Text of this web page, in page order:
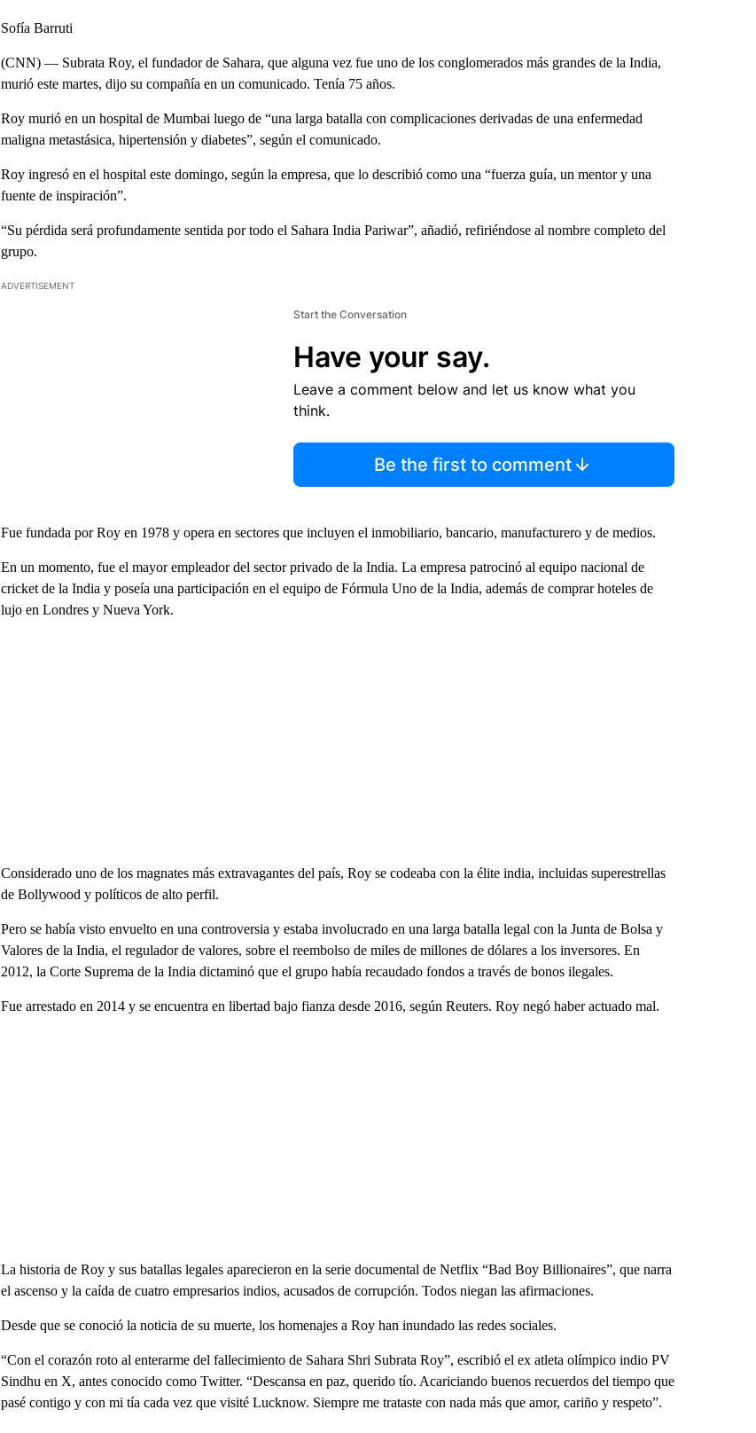
Sofía Barruti
(CNN) — Subrata Roy, el fundador de Sahara, que alguna vez fue uno de los conglomerados más grandes de la India,
murió este martes, dijo su compañía en un comunicado. Tenía 75 años.
Roy murió en un hospital de Mumbai luego de “una larga batalla con complicaciones derivadas de una enfermedad
maligna metastásica, hipertensión y diabetes”, según el comunicado.
Roy ingresó en el hospital este domingo, según la empresa, que lo describió como una “fuerza guía, un mentor y una
fuente de inspiración”.
“Su pérdida será profundamente sentida por todo el Sahara India Pariwar”, añadió, refiriéndose al nombre completo del
grupo.
ADVERTISEMENT
Start the Conversation
Have your say.
Leave a comment below and let us know what you
think.
Be the first to comment
Fue fundada por Roy en 1978 y opera en sectores que incluyen el inmobiliario, bancario, manufacturero y de medios.
En un momento, fue el mayor empleador del sector privado de la India. La empresa patrocinó al equipo nacional de
cricket de la India y poseía una participación en el equipo de Fórmula Uno de la India, además de comprar hoteles de
lujo en Londres y Nueva York.
Considerado uno de los magnates más extravagantes del país, Roy se codeaba con la élite india, incluidas superestrellas
de Bollywood y políticos de alto perfil.
Pero se había visto envuelto en una controversia y estaba involucrado en una larga batalla legal con la Junta de Bolsa y
Valores de la India, el regulador de valores, sobre el reembolso de miles de millones de dólares a los inversores. En
2012, la Corte Suprema de la India dictaminó que el grupo había recaudado fondos a través de bonos ilegales.
Fue arrestado en 2014 y se encuentra en libertad bajo fianza desde 2016, según Reuters. Roy negó haber actuado mal.
La historia de Roy y sus batallas legales aparecieron en la serie documental de Netflix “Bad Boy Billionaires”, que narra
el ascenso y la caída de cuatro empresarios indios, acusados ​​de corrupción. Todos niegan las afirmaciones.
Desde que se conoció la noticia de su muerte, los homenajes a Roy han inundado las redes sociales.
“Con el corazón roto al enterarme del fallecimiento de Sahara Shri Subrata Roy”, escribió el ex atleta olímpico indio PV
Sindhu en X, antes conocido como Twitter. “Descansa en paz, querido tío. Acariciando buenos recuerdos del tiempo que
pasé contigo y con mi tía cada vez que visité Lucknow. Siempre me trataste con nada más que amor, cariño y respeto”.